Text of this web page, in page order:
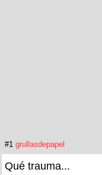
#1 grullasdepapel
Qué trauma...